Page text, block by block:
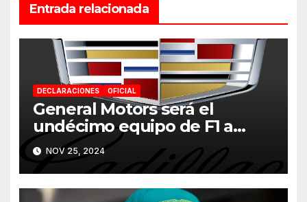
Entrada relacionada
DECLARACIONES OFICIAL
General Motors será el
undécimo equipo de F1 a
partir de 2026
NOV 25, 2024